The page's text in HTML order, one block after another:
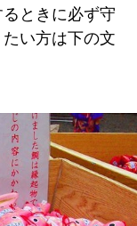
ときに必ず守
い方は下の文